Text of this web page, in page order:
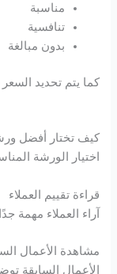
مناسبة
تنافسية
بدون مبالغة
كما يتم تحديد
كيف تختار أفضل
اختيار الورشة
قراءة تقييم العملاء
آراء العملاء مهمة
مشاهدة الأعمال
الأعمال السابقة